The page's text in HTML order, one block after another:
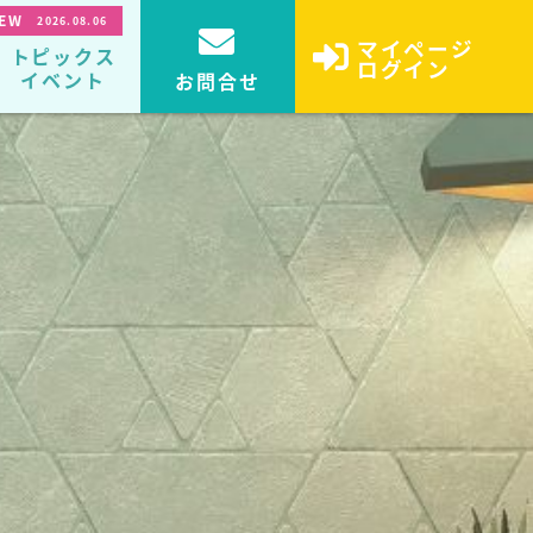
トピックス
イベント
2026.08.06
お問合せ
マイページ
ログイン